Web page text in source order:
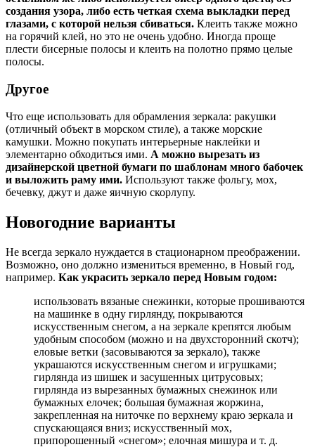
создания узора, либо есть четкая схема выкладки перед
глазами, с которой нельзя сбиваться. Клеить также можно
на горячий клей, но это не очень удобно. Иногда проще
плести бисерные полосы и клеить на полотно прямо целые
полосы.
Другое
Что еще использовать для обрамления зеркала: ракушки
(отличный объект в морском стиле), а также морские
камушки. Можно покупать интерьерные наклейки и
элементарно обходиться ими. А можно вырезать из
дизайнерской цветной бумаги по шаблонам много бабочек
и выложить раму ими. Используют также фольгу, мох,
бечевку, джут и даже яичную скорлупу.
Новогодние варианты
Не всегда зеркало нуждается в стационарном преображении.
Возможно, оно должно измениться временно, в Новый год,
например. Как украсить зеркало перед Новым годом:
использовать вязаные снежинки, которые прошиваются
на машинке в одну гирлянду, покрываются
искусственным снегом, а на зеркале крепятся любым
удобным способом (можно и на двухсторонний скотч);
еловые ветки (засовываются за зеркало), также
украшаются искусственным снегом и игрушками;
гирлянда из шишек и засушенных цитрусовых;
гирлянда из вырезанных бумажных снежинок или
бумажных елочек; большая бумажная жоржина,
закрепленная на ниточке по верхнему краю зеркала и
спускающаяся вниз; искусственный мох,
припорошенный «снегом»; елочная мишура и т. д.